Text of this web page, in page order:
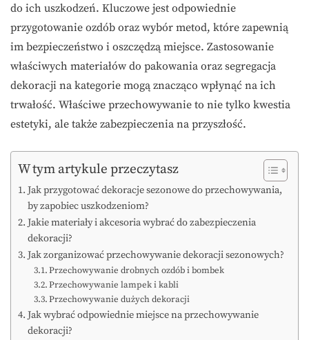
do ich uszkodzeń. Kluczowe jest odpowiednie
przygotowanie ozdób oraz wybór metod, które zapewnią
im bezpieczeństwo i oszczędzą miejsce. Zastosowanie
właściwych materiałów do pakowania oraz segregacja
dekoracji na kategorie mogą znacząco wpłynąć na ich
trwałość. Właściwe przechowywanie to nie tylko kwestia
estetyki, ale także zabezpieczenia na przyszłość.
W tym artykule przeczytasz
Jak przygotować dekoracje sezonowe do przechowywania,
by zapobiec uszkodzeniom?
Jakie materiały i akcesoria wybrać do zabezpieczenia
dekoracji?
Jak zorganizować przechowywanie dekoracji sezonowych?
Przechowywanie drobnych ozdób i bombek
Przechowywanie lampek i kabli
Przechowywanie dużych dekoracji
Jak wybrać odpowiednie miejsce na przechowywanie
dekoracji?